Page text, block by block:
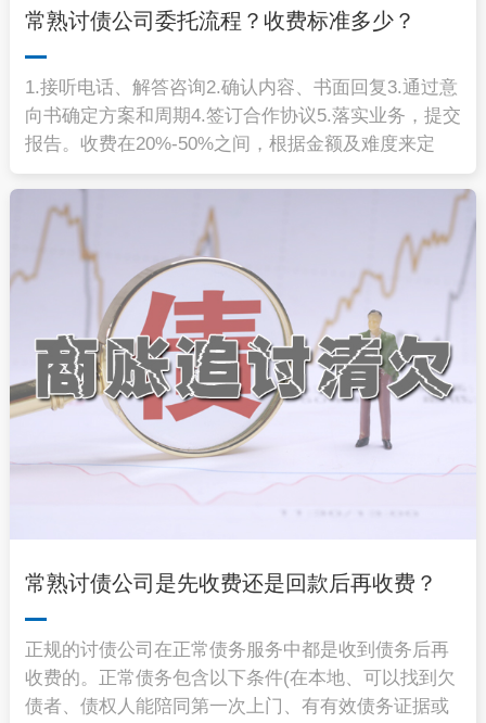
常熟讨债公司委托流程？收费标准多少？
1.接听电话、解答咨询2.确认内容、书面回复3.通过意
向书确定方案和周期4.签订合作协议5.落实业务，提交
报告。收费在20%-50%之间，根据金额及难度来定
常熟讨债公司是先收费还是回款后再收费？
正规的讨债公司在正常债务服务中都是收到债务后再
收费的。正常债务包含以下条件(在本地、可以找到欠
债者、债权人能陪同第一次上门、有有效债务证据或